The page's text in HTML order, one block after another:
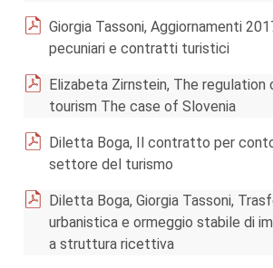
Giorgia Tassoni, Aggiornamenti
pecuniari e contratti turistici
Elizabeta Zirnstein, The regulation
tourism The case of Slovenia
Diletta Boga, Il contratto per
settore del turismo
Diletta Boga, Giorgia Tassoni,
urbanistica e ormeggio stabile di
a struttura ricettiva